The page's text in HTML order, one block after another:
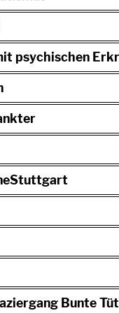
psychischen
Bunte